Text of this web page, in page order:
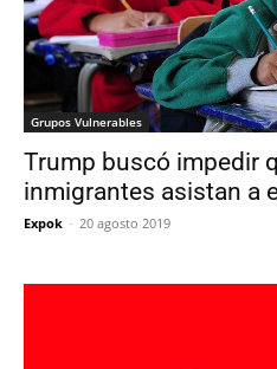
Grupos Vulnerables
Trump buscó impedir
inmigrantes asistan a
Expok - 20 agosto 2019